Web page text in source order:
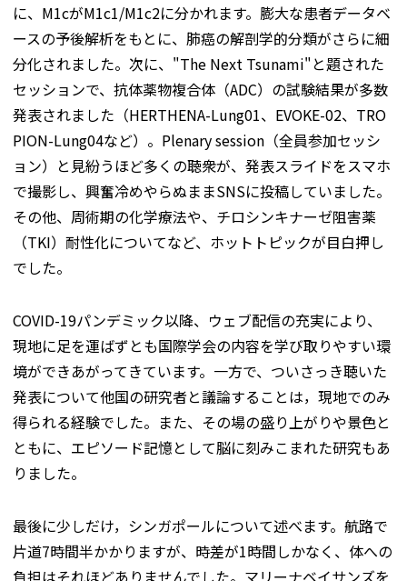
に、M1cがM1c1/M1c2に分かれます。膨大な患者データベ
ースの予後解析をもとに、肺癌の解剖学的分類がさらに細
分化されました。次に、"The Next Tsunami"と題された
セッションで、抗体薬物複合体（ADC）の試験結果が多数
発表されました（HERTHENA-Lung01、EVOKE-02、TRO
PION-Lung04など）。Plenary session（全員参加セッシ
ョン）と見紛うほど多くの聴衆が、発表スライドをスマホ
で撮影し、興奮冷めやらぬままSNSに投稿していました。
その他、周術期の化学療法や、チロシンキナーゼ阻害薬
（TKI）耐性化についてなど、ホットトピックが目白押し
でした。
COVID-19パンデミック以降、ウェブ配信の充実により、
現地に足を運ばずとも国際学会の内容を学び取りやすい環
境ができあがってきています。一方で、ついさっき聴いた
発表について他国の研究者と議論することは，現地でのみ
得られる経験でした。また、その場の盛り上がりや景色と
ともに、エピソード記憶として脳に刻みこまれた研究もあ
りました。
最後に少しだけ，シンガポールについて述べます。航路で
片道7時間半かかりますが、時差が1時間しかなく、体への
負担はそれほどありませんでした。マリーナベイサンズを